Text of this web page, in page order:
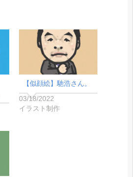
【似顔絵】馳浩さん。
03/18/2022
イラスト制作